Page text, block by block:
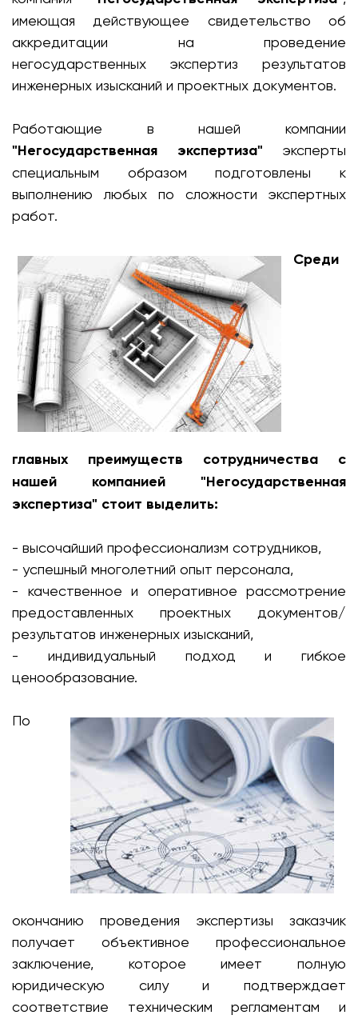
имеющая действующее свидетельство об
аккредитации на проведение
негосударственных экспертиз результатов
инженерных изысканий и проектных документов.
Работающие в нашей компании
"Негосударственная экспертиза" эксперты
специальным образом подготовлены к
выполнению любых по сложности экспертных
работ.
Среди
главных преимуществ сотрудничества с
нашей компанией "Негосударственная
экспертиза" стоит выделить:
- высочайший профессионализм сотрудников,
- успешный многолетний опыт персонала,
- качественное и оперативное рассмотрение
предоставленных проектных документов/
результатов инженерных изысканий,
- индивидуальный подход и гибкое
ценообразование.
По
окончанию проведения экспертизы заказчик
получает объективное профессиональное
заключение, которое имеет полную
юридическую силу и подтверждает
соответствие техническим регламентам и